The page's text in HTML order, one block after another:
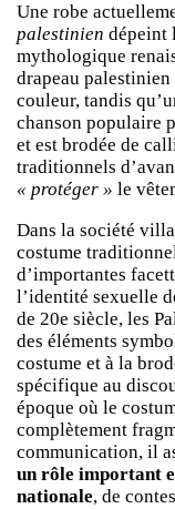
Une robe
palestinien dépeint
mythologique
drapeau palestinien
couleur, tandis
chanson populaire
et est brodée de
traditionnels
« protéger » le
Dans la société
costume
d’importantes
l’identité sexuelle
de 20e siècle, les
des éléments
costume et à la
spécifique au
époque où le
complètement
communication, il
un rôle important
nationale, de